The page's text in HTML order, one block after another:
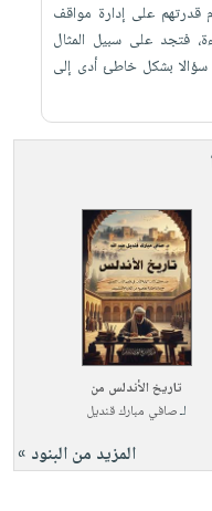
قدرتهم على إدارة مواقف
فتجد على سبيل المثال
بشكل خاطئ أدى إلى
تاريخ الأندلس من
لـصافي مبارك قنديل
المزيد من البنود »